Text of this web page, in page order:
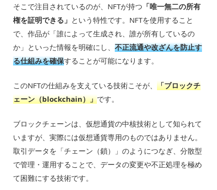
そこで注目されているのが、NFTが持つ 「唯一無二の所有
権を証明できる」 という特性です。NFTを使用すること
で、作品が「誰によって生成され、誰が所有しているの
か」といった情報を明確にし、不正流通や改ざんを防止す
る仕組みを確保することが可能になります。
このNFTの仕組みを支えている技術こそが、「ブロックチ
ェーン（blockchain）」です。
ブロックチェーンは、仮想通貨の中核技術として知られて
いますが、実際には仮想通貨専用のものではありません。
取引データを「チェーン（鎖）」のようにつなぎ、分散型
で管理・運用することで、データの変更や不正処理を極め
て困難にする技術です。